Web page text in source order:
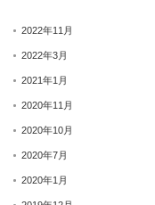
2022年11月
2022年3月
2021年1月
2020年11月
2020年10月
2020年7月
2020年1月